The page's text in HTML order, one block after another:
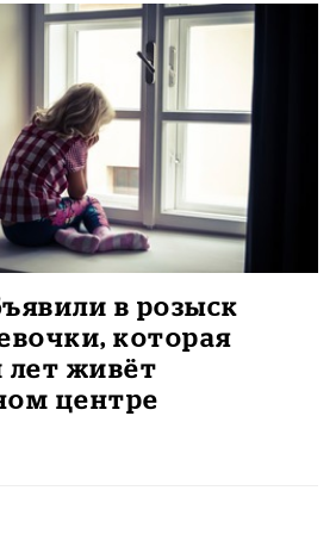
в розыск
которая
лет живёт
центре